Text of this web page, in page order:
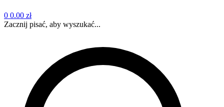
0 0.00 zł
Zacznij pisać, aby wyszukać...